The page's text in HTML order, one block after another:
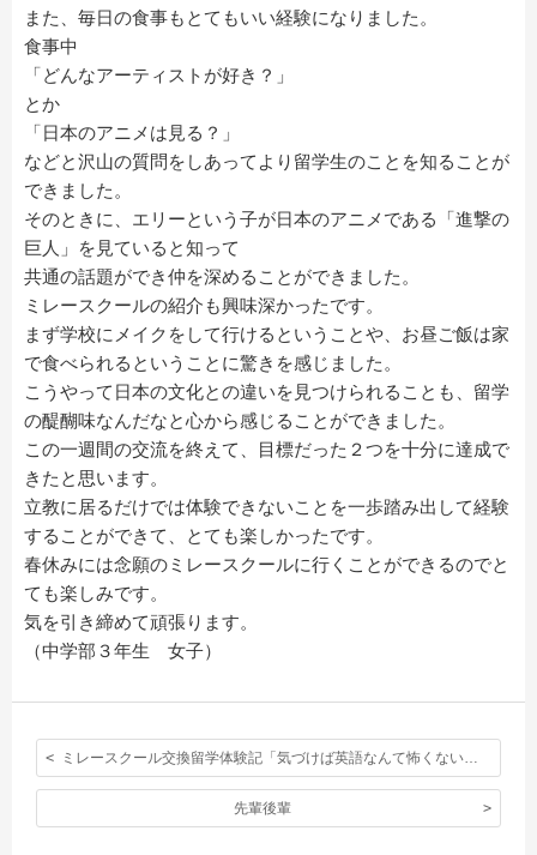
また、毎日の食事もとてもいい経験になりました。
食事中
「どんなアーティストが好き？」
とか
「日本のアニメは見る？」
などと沢山の質問をしあってより留学生のことを知ることが
できました。
そのときに、エリーという子が日本のアニメである「進撃の
巨人」を見ていると知って
共通の話題ができ仲を深めることができました。
ミレースクールの紹介も興味深かったです。
まず学校にメイクをして行けるということや、お昼ご飯は家
で食べられるということに驚きを感じました。
こうやって日本の文化との違いを見つけられることも、留学
の醍醐味なんだなと心から感じることができました。
この一週間の交流を終えて、目標だった２つを十分に達成で
きたと思います。
立教に居るだけでは体験できないことを一歩踏み出して経験
することができて、とても楽しかったです。
春休みには念願のミレースクールに行くことができるのでと
ても楽しみです。
気を引き締めて頑張ります。
（中学部３年生 女子）
先輩後輩